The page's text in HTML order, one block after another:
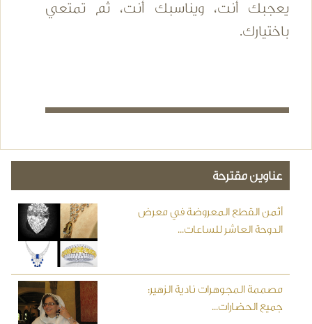
يعجبك أنت، ويناسبك أنت، ثم تمتعي
باختيارك.
عناوين مقترحة
أثمن القطع المعروضة في معرض
الدوحة العاشر للساعات...
مصممة المجوهرات نادية الزهير:
جميع الحضارات...